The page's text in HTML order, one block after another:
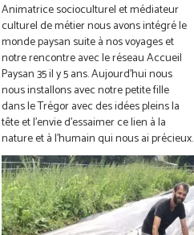
Animatrice socioculturel et médiateur
culturel de métier nous avons intégré le
monde paysan suite à nos voyages et
notre rencontre avec le réseau Accueil
Paysan 35 il y 5 ans. Aujourd'hui nous
nous installons avec notre petite fille
dans le Trégor avec des idées pleins la
tête et l'envie d'essaimer ce lien à la
nature et à l'humain qui nous ai précieux.